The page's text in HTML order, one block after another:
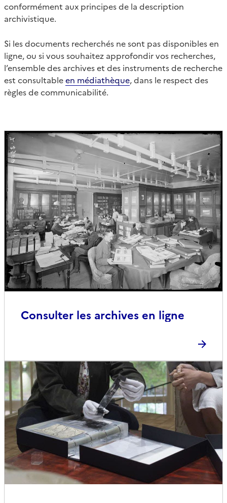
conformément aux principes de la description
archivistique.
Si les documents recherchés ne sont pas disponibles en
ligne, ou si vous souhaitez approfondir vos recherches,
l’ensemble des archives et des instruments de recherche
est consultableen médiathèque, dans le respect des
règles de communicabilité.
Consulter les archives en ligne